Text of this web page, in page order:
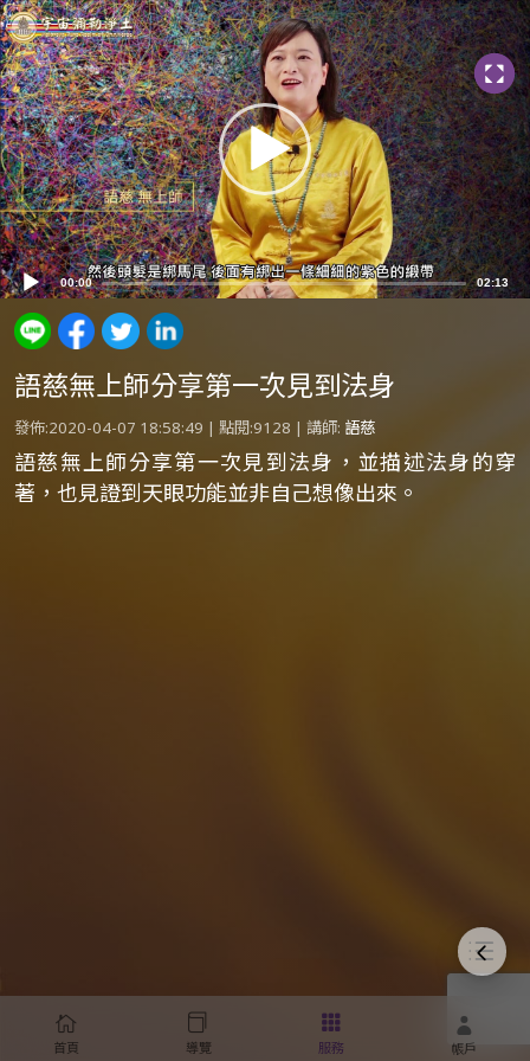
Video
Player
00:00 02:13
語慈無上師分享第一次見到法身
發佈:2020-04-07 18:58:49 | 點閱:9128 | 講師: 語慈
語慈無上師分享第一次見到法身，並描述法身的穿
著，也見證到天眼功能並非自己想像出來。
首頁 導覽 服務 帳戶